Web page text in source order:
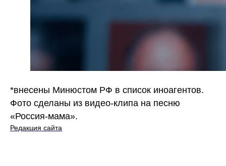
*внесены Минюстом РФ в список иноагентов.
Фото сделаны из видео-клипа на песню
«Россия-мама».
Редакция сайта